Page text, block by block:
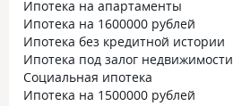
Ипотека на апартаменты
Ипотека на 1600000 рублей
Ипотека без кредитной истории
Ипотека под залог недвижимости
Социальная ипотека
Ипотека на 1500000 рублей